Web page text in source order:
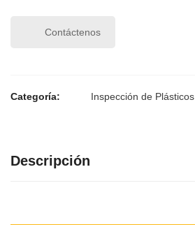
Contáctenos
Categoría: Inspección de Plásticos
Descripción